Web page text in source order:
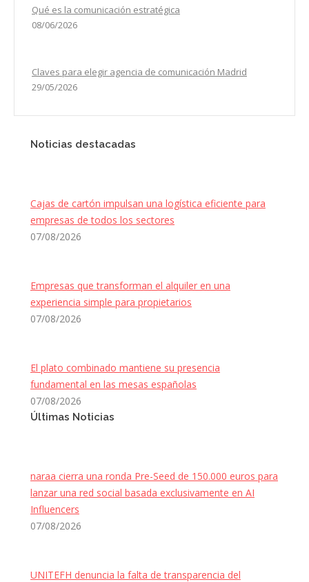
Qué es la comunicación estratégica
08/06/2026
Claves para elegir agencia de comunicación Madrid
29/05/2026
Noticias destacadas
Cajas de cartón impulsan una logística eficiente para
empresas de todos los sectores
07/08/2026
Empresas que transforman el alquiler en una
experiencia simple para propietarios
07/08/2026
El plato combinado mantiene su presencia
fundamental en las mesas españolas
07/08/2026
Últimas Noticias
naraa cierra una ronda Pre-Seed de 150.000 euros para
lanzar una red social basada exclusivamente en AI
Influencers
07/08/2026
UNITEFH denuncia la falta de transparencia del